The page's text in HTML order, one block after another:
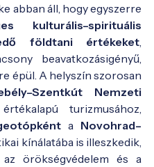
abban áll, hogy egyszerre
kulturális–spirituális
földtani értékeket
beavatkozásigényű,
épül. A helyszín szorosan
Nemzeti
turizmusához,
a Novohrad–
kínálatába is illeszkedik,
örökségvédelem és a